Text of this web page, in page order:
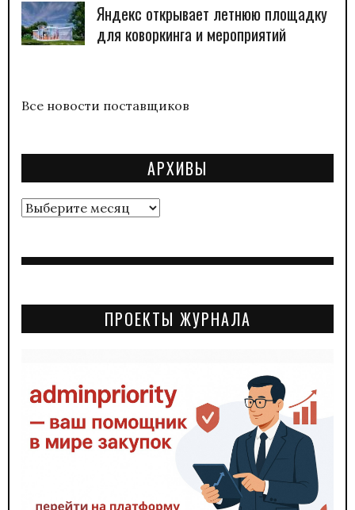
Яндекс открывает летнюю площадку
для коворкинга и мероприятий
Все новости поставщиков
АРХИВЫ
Архивы
ПРОЕКТЫ ЖУРНАЛА